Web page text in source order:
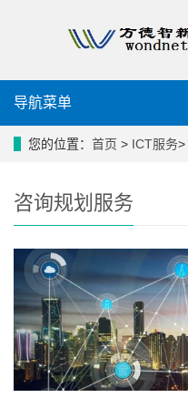
导航菜单
您的位置： 首页 > ICT服务>
咨询规划服务